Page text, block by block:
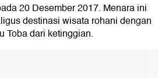
20 Desember 2017. Menara ini
destinasi wisata rohani dengan
Toba dari ketinggian.